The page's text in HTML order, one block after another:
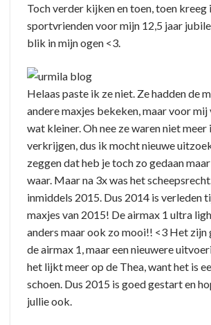
Toch verder kijken en toen, toen kreeg
sportvrienden voor mijn 12,5 jaar
blik in mijn ogen <3.
Helaas paste ik ze niet. Ze hadden de
andere maxjes bekeken, maar voor mij
wat kleiner. Oh nee ze waren niet meer
verkrijgen, dus ik mocht nieuwe
zeggen dat heb je toch zo gedaan
waar. Maar na 3x was het
inmiddels 2015. Dus 2014 is verleden
maxjes van 2015! De airmax 1 ultra
anders maar ook zo mooi!! <3 Het zijn
de airmax 1, maar een nieuwere
het lijkt meer op de Thea, want het is
schoen. Dus 2015 is goed gestart en
jullie ook.